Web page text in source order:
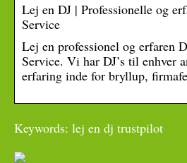
Lej en DJ | Professionelle og
Service
Lej en professionel og erfaren
Service. Vi har DJ’s til enhver
erfaring inde for bryllup,
Keywords: lej en dj trustpilot